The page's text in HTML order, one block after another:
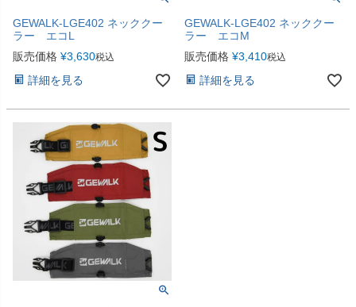
GEWALK-LGE402 ネッククー
ラー エコL
販売価格 ¥3,630税込
詳細を見る
GEWALK-LGE402 ネッククー
ラー エコM
販売価格 ¥3,410税込
詳細を見る